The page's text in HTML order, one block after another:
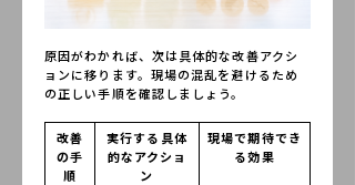
原因がわかれば、次は具体的な改善アクシ
ョンに移ります。現場の混乱を避けるため
の正しい手順を確認しましょう。
改善
の手
順
実行する具体
的なアクショ
ン
現場で期待でき
る効果